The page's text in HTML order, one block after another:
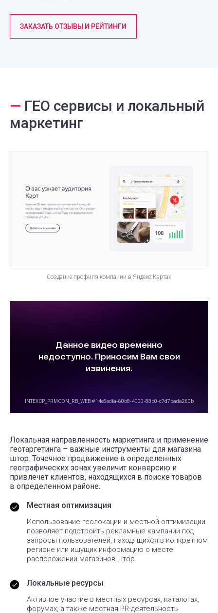
ЗАКАЗАТЬ ОТЗЫВЫ И РЕЙТИНГИ
— ГЕО сервисы и локальный
маркетинг
Создание профиля компании в Яндекс Картах
Локальная направленность маркетинга и применение
геотаргетинга – важные инструменты для магазина
штор. Точечное продвижение в определенных
географических зонах увеличит конверсию и
привлечет клиентов, находящихся в поиске товаров
в определенном районе.
Местная оптимизация
Использование геолокации и местной оптимизации
позволяет подстроить рекламные кампании под
запросы пользователей, находящихся в конкретном
регионе или ищущих информацию о месте
расположении магазинов штор.
Локальные ресурсы
Активное участие в местных ресурсах, каталогах,
форумах, а также местная PR-деятельность